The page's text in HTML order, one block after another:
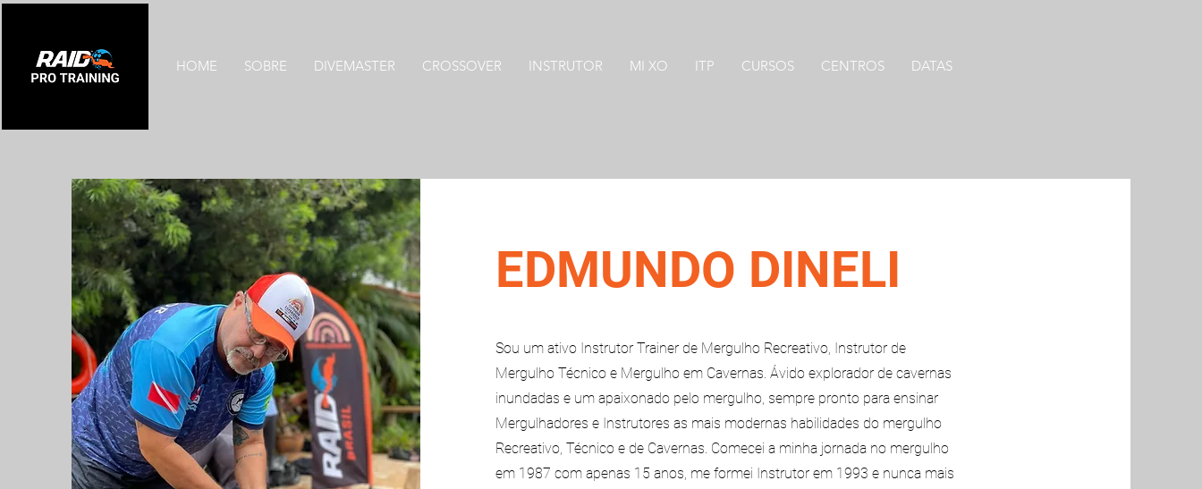
HOME SOBRE DIVEMASTER CROSSOVER INSTRUTOR MI XO ITP CURSOS CENTROS DATAS
EDMUNDO DINELI
Sou um ativo Instrutor Trainer de Mergulho Recreativo, Instrutor de
Mergulho Técnico e Mergulho em Cavernas. Ávido explorador de cavernas
inundadas e um apaixonado pelo mergulho, sempre pronto para ensinar
Mergulhadores e Instrutores as mais modernas habilidades do mergulho
Recreativo, Técnico e de Cavernas. Comecei a minha jornada no mergulho
em 1987 com apenas 15 anos, me formei Instrutor em 1993 e nunca mais